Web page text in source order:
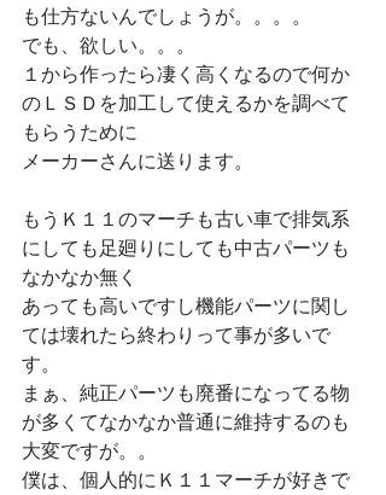
も仕方ないんでしょうが。。。。
でも、欲しい。。。
１から作ったら凄く高くなるので何か
のＬＳＤを加工して使えるかを調べて
もらうために
メーカーさんに送ります。
もうＫ１１のマーチも古い車で排気系
にしても足廻りにしても中古パーツも
なかなか無く
あっても高いですし機能パーツに関し
ては壊れたら終わりって事が多いで
す。
まぁ、純正パーツも廃番になってる物
が多くてなかなか普通に維持するのも
大変ですが。。
僕は、個人的にＫ１１マーチが好きで